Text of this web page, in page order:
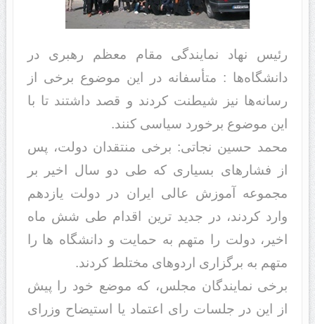
رئیس نهاد نمایندگی مقام معظم رهبری در
دانشگاه‌ها : متأسفانه در این موضوع برخی از
رسانه‌ها نیز شیطنت کردند و قصد داشتند تا با
این موضوع برخورد سیاسی کنند.
محمد حسین نجاتی: برخی منتقدان دولت، پس
از فشارهای بسیاری که طی دو سال اخیر بر
مجموعه آموزش عالی ایران در دولت یازدهم
وارد کردند، در جدید ترین اقدام طی شش ماه
اخیر، دولت را متهم به حمایت و دانشگاه ها را
متهم به برگزاری اردوهای مختلط کردند.
برخی نمایندگان مجلس، که موضع خود را پیش
از این در جلسات رای اعتماد یا استیضاح وزرای